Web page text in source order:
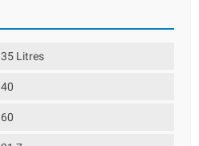
35 Litres
40
60